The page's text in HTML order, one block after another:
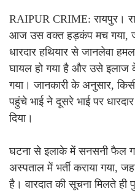
RAIPUR CRIME: रायपुर।
आज उस वक्त हड़कंप मच गया,
धारदार हथियार से जानलेवा
घायल हो गया है और उसे इलाज
गया। जानकारी के अनुसार,
पहुंचे भाई ने दूसरे भाई पर
दिया।
घटना से इलाके में सनसनी फैल
अस्पताल में भर्ती कराया गया,
है। वारदात की सूचना मिलते ही